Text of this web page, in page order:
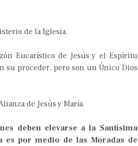
de la Iglesia.
Eucarístico de Jesús y el Espíritu
su proceder, pero son un Único Dios
de Jesús y María.
deben elevarse a la Santísima
por medio de las Moradas de